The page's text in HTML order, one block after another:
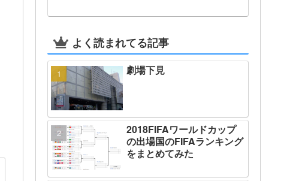
よく読まれてる記事
劇場下見
2018FIFAワールドカップ
の出場国のFIFAランキング
をまとめてみた